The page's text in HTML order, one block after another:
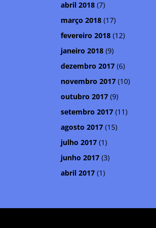
abril 2018 (7)
março 2018 (17)
fevereiro 2018 (12)
janeiro 2018 (9)
dezembro 2017 (6)
novembro 2017 (10)
outubro 2017 (9)
setembro 2017 (11)
agosto 2017 (15)
julho 2017 (1)
junho 2017 (3)
abril 2017 (1)